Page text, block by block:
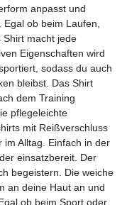
anpasst und
ob beim Laufen,
Shirt macht jede
Eigenschaften wird
sodass du auch
bleibst. Das Shirt
dem Training
pflegeleichte
mit Reißverschluss
im Alltag. Einfach in der
einsatzbereit. Der
begeistern. Die weiche
an deine Haut an und
ob beim Sport oder